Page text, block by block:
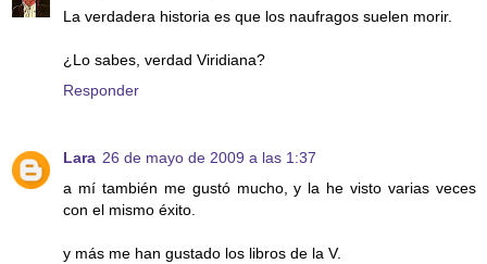
La verdadera historia es que los naufragos suelen morir.
¿Lo sabes, verdad Viridiana?
Responder
Lara 26 de mayo de 2009 a las 1:37
a mí también me gustó mucho, y la he visto varias veces
con el mismo éxito.
y más me han gustado los libros de la V.